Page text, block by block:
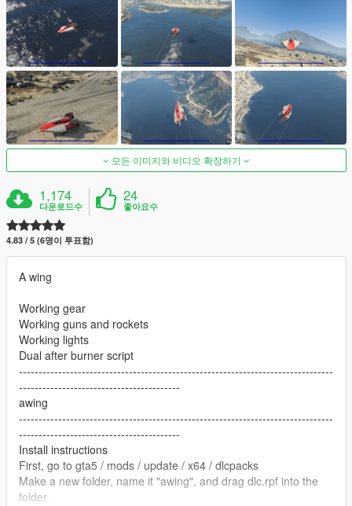
모든 이미지와 비디오 확장하기
1,174
다운로드수
24
좋아요수
4.83 / 5 (6명이 투표함)
A wing
Working gear
Working guns and rockets
Working lights
Dual after burner script
--------------------------------------------------------------------------------
-----------------------------------------
awing
--------------------------------------------------------------------------------
-----------------------------------------
Install instructions
First, go to gta5 / mods / update / x64 / dlcpacks
Make a new folder, name it "awing", and drag dlc.rpf into the
folder.